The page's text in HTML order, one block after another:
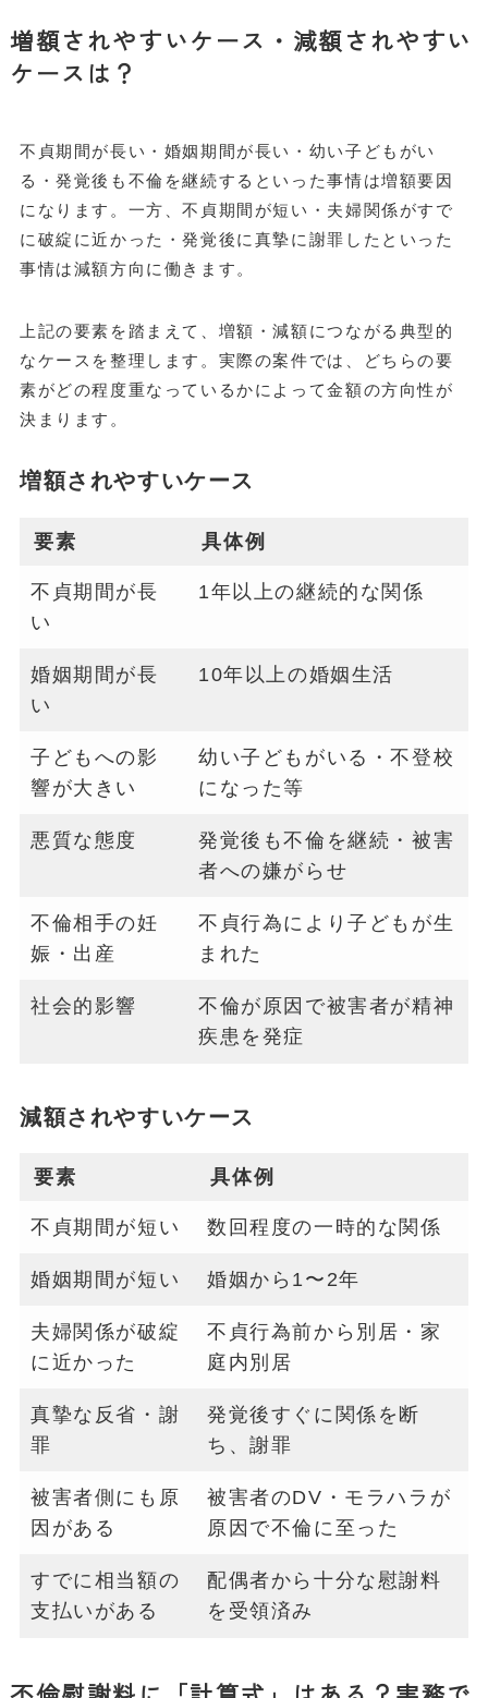
増額されやすいケース・減額されやすい
ケースは？
不貞期間が長い・婚姻期間が長い・幼い子どもがい
る・発覚後も不倫を継続するといった事情は増額要因
になります。一方、不貞期間が短い・夫婦関係がすで
に破綻に近かった・発覚後に真摯に謝罪したといった
事情は減額方向に働きます。
上記の要素を踏まえて、増額・減額につながる典型的
なケースを整理します。実際の案件では、どちらの要
素がどの程度重なっているかによって金額の方向性が
決まります。
増額されやすいケース
要素 具体例
不貞期間が長
い
1年以上の継続的な関係
婚姻期間が長
い
10年以上の婚姻生活
子どもへの影
響が大きい
幼い子どもがいる・不登校
になった等
悪質な態度
発覚後も不倫を継続・被害
者への嫌がらせ
不倫相手の妊
娠・出産
不貞行為により子どもが生
まれた
社会的影響
不倫が原因で被害者が精神
疾患を発症
減額されやすいケース
要素 具体例
不貞期間が短い 数回程度の一時的な関係
婚姻期間が短い 婚姻から1〜2年
夫婦関係が破綻
に近かった
不貞行為前から別居・家
庭内別居
真摯な反省・謝
罪
発覚後すぐに関係を断
ち、謝罪
被害者側にも原
因がある
被害者のDV・モラハラが
原因で不倫に至った
すでに相当額の
支払いがある
配偶者から十分な慰謝料
を受領済み